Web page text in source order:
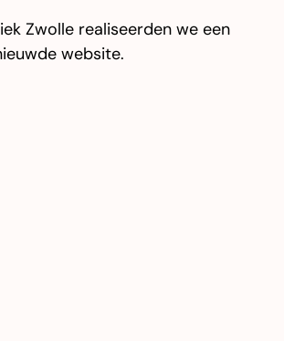
Zwolle realiseerden we een
website.